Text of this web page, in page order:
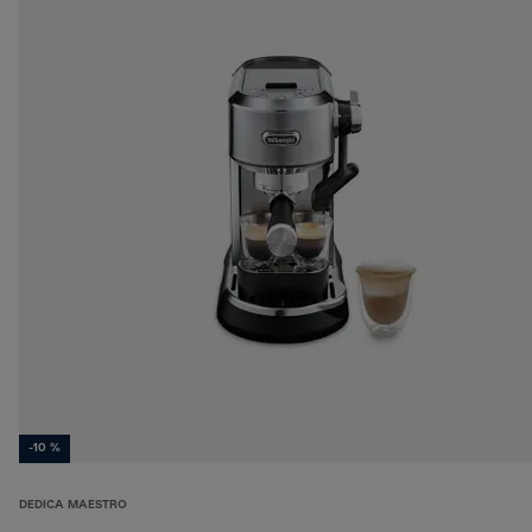
-10 %
DEDICA MAESTRO